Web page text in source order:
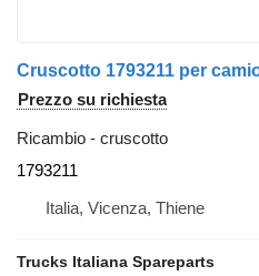
Cruscotto 1793211 per
Prezzo su richiesta
Ricambio - cruscotto
1793211
Italia, Vicenza, Thiene
Trucks Italiana Spareparts